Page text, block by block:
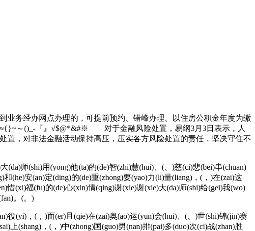
务经办网点办理的，可提前预约、错峰办理。以住房公积金年度为缴
≈{}~～()_-『』√$@*&#※ 对于金融风险处置，易纲3月3日表示，人
置，对非法金融活动保持高压，压实各方风险处置的责任，坚决守住不
师(shi)用(yong)他(ta)的(de)智(zhi)慧(hui)、(、)慈(ci)悲(bei)串(chuan)
(he)安(an)定(ding)的(de)重(zhong)要(yao)力(li)量(liang)，(，)在(zai)这
惜(xi)福(fu)的(de)心(xin)情(qing)谢(xie)谢(xie)大(da)师(shi)给(gei)我(wo)
。(。)
(yi)，(，)而(er)且(qie)在(zai)奥(ao)运(yun)会(hui)、(、)世(shi)锦(jin)赛
上(shang)，(，)中(zhong)国(guo)男(nan)排(pai)多(duo)次(ci)战(zhan)胜